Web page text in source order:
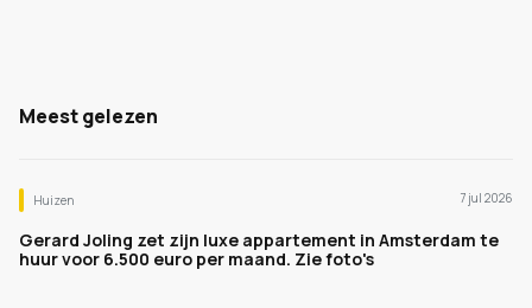
Meest gelezen
Huizen 7 jul 2026
Gerard Joling zet zijn luxe appartement in Amsterdam te
huur voor 6.500 euro per maand. Zie foto's